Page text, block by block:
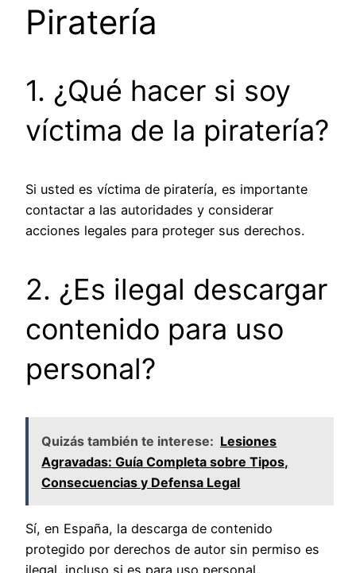
Piratería
1. ¿Qué hacer si soy
víctima de la piratería?
Si usted es víctima de piratería, es importante
contactar a las autoridades y considerar
acciones legales para proteger sus derechos.
2. ¿Es ilegal descargar
contenido para uso
personal?
Quizás también te interese: Lesiones
Agravadas: Guía Completa sobre Tipos,
Consecuencias y Defensa Legal
Sí, en España, la descarga de contenido
protegido por derechos de autor sin permiso es